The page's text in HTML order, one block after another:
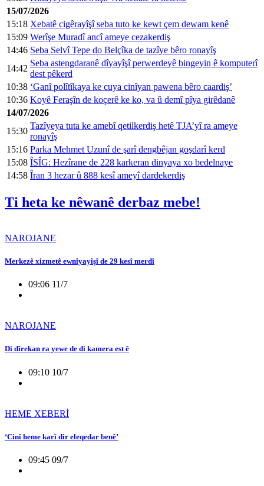
15/07/2026
15:18 Xebatê cigêrayîşî seba tuto ke kewt çem dewam kenê
15:09 Werîşe Muradî ancî ameye cezakerdiş
14:46 Seba Selvî Tepe do Belçîka de tazîye bêro ronayîş
14:42
Seba astengdaranê dîyayîşî perwerdeyê bingeyin ê komputerî
dest pêkerd
10:38 ‘Ganî polîtîkaya ke cuya cinîyan pawena bêro caardiş’
10:36 Koyê Feraşîn de koçerê ke ko, va û demî pîya girêdanê
14/07/2026
15:30
Tazîyeya tuta ke amebî qetilkerdiş hetê TJA’yî ra ameye
ronayîş
15:16 Parka Mehmet Uzunî de şarî dengbêjan goşdarî kerd
15:08 ÎSÎG: Hezîrane de 228 karkeran dinyaya xo bedelnaye
14:58 Îran 3 hezar û 888 kesî ameyî dardekerdiş
Ti heta ke nêwanê derbaz mebe!
NAROJANE
Merkezê xizmetê ewnîyayîşî de 29 kesî merdî
09:06 11/7
NAROJANE
Di dîrekan ra yewe de di kamera est ê
09:10 10/7
HEME XEBERİ
‘Cinî heme karî dir eleqedar benê’
09:45 09/7